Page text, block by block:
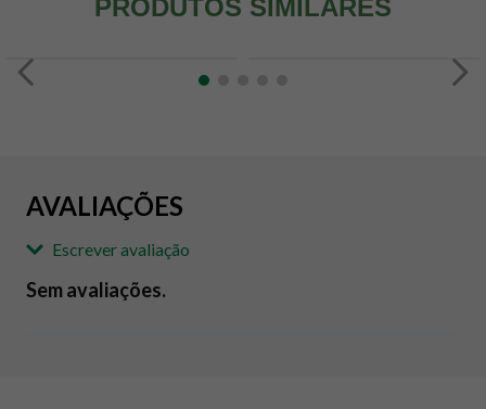
PRODUTOS SIMILARES
AVALIAÇÕES
Escrever avaliação
Sem avaliações.